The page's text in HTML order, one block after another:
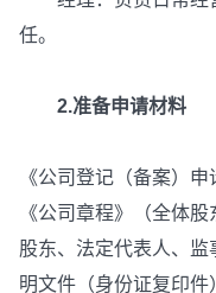
任。
2.准备申请材料
《公司登记（备案）申
《公司章程》（全体股
股东、法定代表人、
明文件（身份证复印件